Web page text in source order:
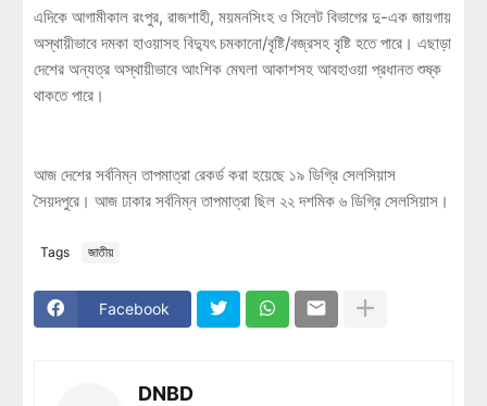
এদিকে আগামীকাল রংপুর, রাজশাহী, ময়মনসিংহ ও সিলেট বিভাগের দু-এক জায়গায়
অস্থায়ীভাবে দমকা হাওয়াসহ বিদ্যুৎ চমকানো/বৃষ্টি/বজ্রসহ বৃষ্টি হতে পারে। এছাড়া
দেশের অন্যত্র অস্থায়ীভাবে আংশিক মেঘলা আকাশসহ আবহাওয়া প্রধানত শুষ্ক
থাকতে পারে।
আজ দেশের সর্বনিম্ন তাপমাত্রা রেকর্ড করা হয়েছে ১৯ ডিগ্রি সেলসিয়াস
সৈয়দপুরে। আজ ঢাকার সর্বনিম্ন তাপমাত্রা ছিল ২২ দশমিক ৬ ডিগ্রি সেলসিয়াস।
Tags জাতীয়
Facebook
DNBD